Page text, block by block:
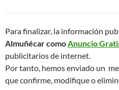
Para finalizar, la información
Almuñécar comoAnuncio
publicitarios de internet.
Por tanto, hemos enviado un
que confirme, modifique o